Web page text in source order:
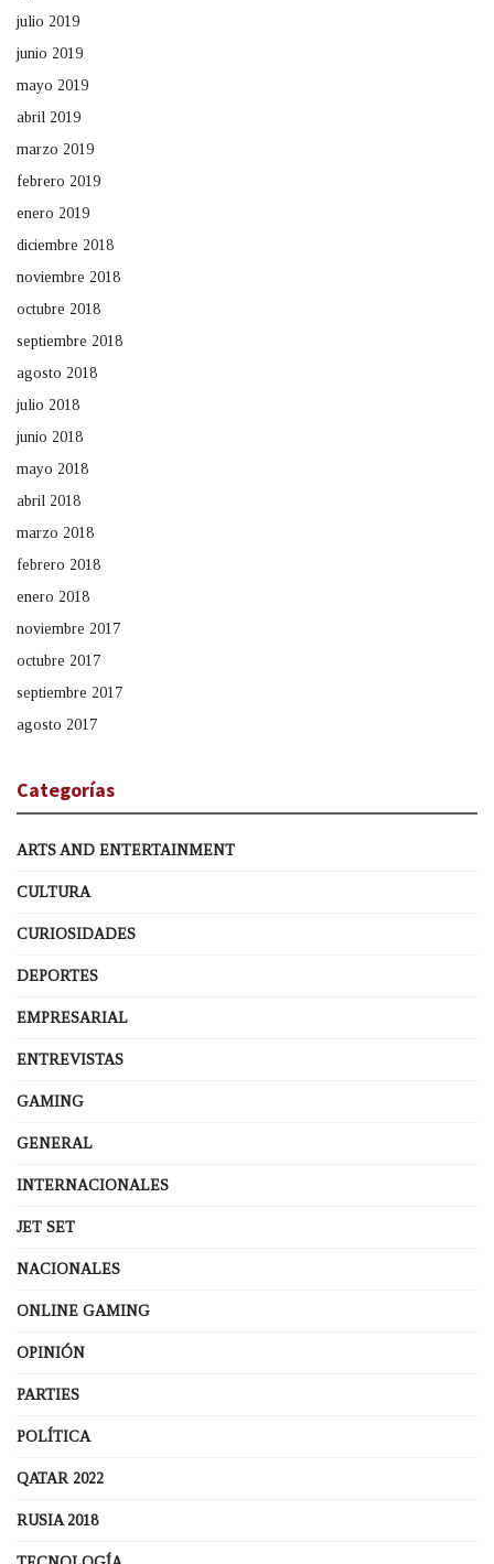
julio 2019
junio 2019
mayo 2019
abril 2019
marzo 2019
febrero 2019
enero 2019
diciembre 2018
noviembre 2018
octubre 2018
septiembre 2018
agosto 2018
julio 2018
junio 2018
mayo 2018
abril 2018
marzo 2018
febrero 2018
enero 2018
noviembre 2017
octubre 2017
septiembre 2017
agosto 2017
Categorías
ARTS AND ENTERTAINMENT
CULTURA
CURIOSIDADES
DEPORTES
EMPRESARIAL
ENTREVISTAS
GAMING
GENERAL
INTERNACIONALES
JET SET
NACIONALES
ONLINE GAMING
OPINIÓN
PARTIES
POLÍTICA
QATAR 2022
RUSIA 2018